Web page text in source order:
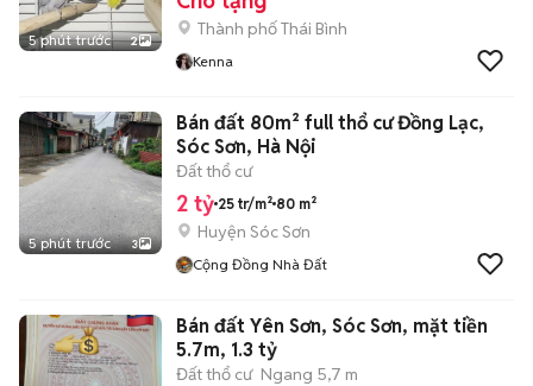
5 phút trước 2
Thành phố Thái Bình
Kenna
5 phút trước 3
Bán đất 80m² full thổ cư Đồng Lạc,
Sóc Sơn, Hà Nội
Đất thổ cư
2 tỷ 25 tr/m² 80 m²
Huyện Sóc Sơn
Cộng Đồng Nhà Đất
Bán đất Yên Sơn, Sóc Sơn, mặt tiền
5.7m, 1.3 tỷ
Đất thổ cư Ngang 5,7 m